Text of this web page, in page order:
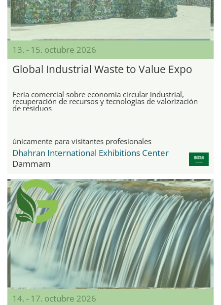
13. - 15. octubre 2026
Global Industrial Waste to Value Expo
Feria comercial sobre economía circular industrial,
recuperación de recursos y tecnologías de valorización
de residuos
únicamente para visitantes profesionales
Dhahran International Exhibitions Center
Dammam
14. - 17. octubre 2026